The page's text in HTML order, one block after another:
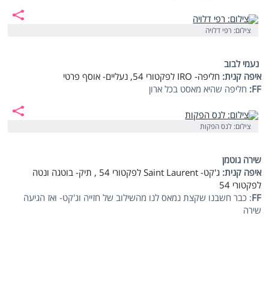
צילום: רפי דלויה
נעמי לבוב
איפה קנית: חליפה- IRO לפקטורי 54, נעליים- אוסף פרטי
FF: חליפה שהיא מאסט בכל ארון
צילום: לנס הפקות
שירה גוטמן
איפה קנית:ג'קט-Saint Laurent
לפקטורי 54 , תיק- בוטגה ונטה
לפקטורי 54
FF: כבר חשבנו שקצת נמאס לנו מהשילוב של חזייה וג'קט- ואז הגיעה
שירה